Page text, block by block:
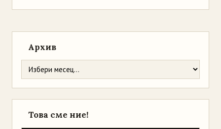
Архив
Това сме ние!